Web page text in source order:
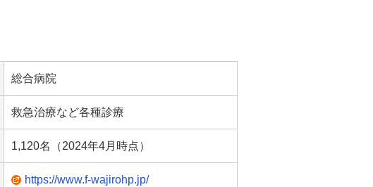
総合病院
救急治療など各種診療
1,120名（2024年4月時点）
https://www.f-wajirohp.jp/